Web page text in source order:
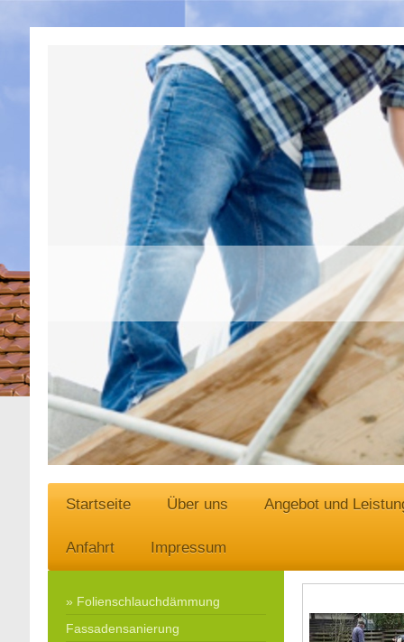
Startseite Über uns Angebot und
Anfahrt Impressum
Folienschlauchdämmung
Fassadensanierung